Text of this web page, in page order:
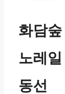
화담
노레
동선